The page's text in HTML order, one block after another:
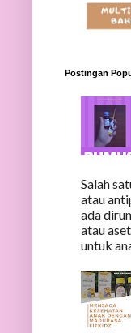
Postingan
Salah
atau
ada
atau
untuk